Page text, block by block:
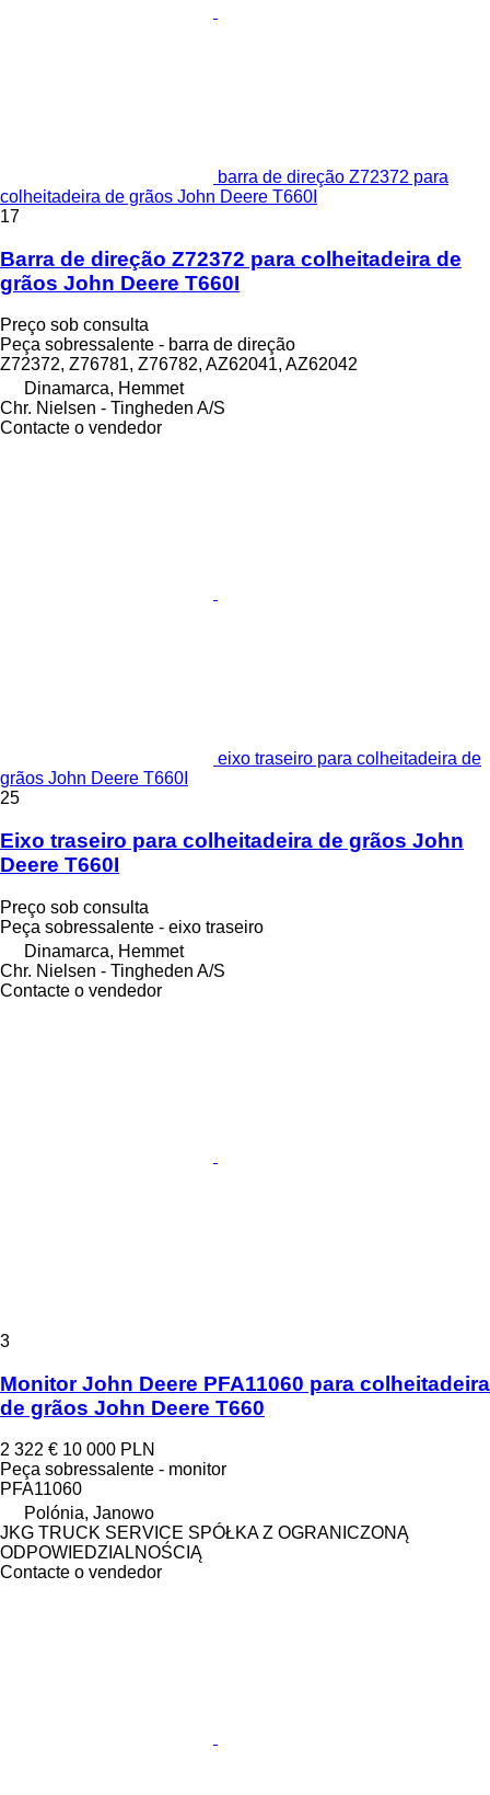
barra de direção Z72372 para
colheitadeira de grãos John Deere T660I
17
Barra de direção Z72372 para colheitadeira de
grãos John Deere T660I
Preço sob consulta
Peça sobressalente - barra de direção
Z72372, Z76781, Z76782, AZ62041, AZ62042
Dinamarca, Hemmet
Chr. Nielsen - Tingheden A/S
Contacte o vendedor
eixo traseiro para colheitadeira de
grãos John Deere T660I
25
Eixo traseiro para colheitadeira de grãos John
Deere T660I
Preço sob consulta
Peça sobressalente - eixo traseiro
Dinamarca, Hemmet
Chr. Nielsen - Tingheden A/S
Contacte o vendedor
3
Monitor John Deere PFA11060 para colheitadeira
de grãos John Deere T660
2 322 € 10 000 PLN
Peça sobressalente - monitor
PFA11060
Polónia, Janowo
JKG TRUCK SERVICE SPÓŁKA Z OGRANICZONĄ
ODPOWIEDZIALNOŚCIĄ
Contacte o vendedor